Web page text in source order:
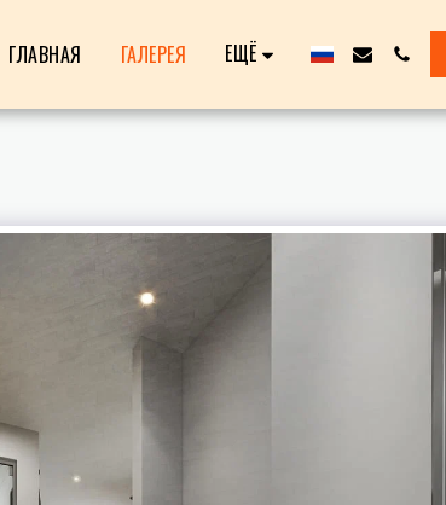
ГЛАВНАЯ ГАЛЕРЕЯ ЕЩЁ